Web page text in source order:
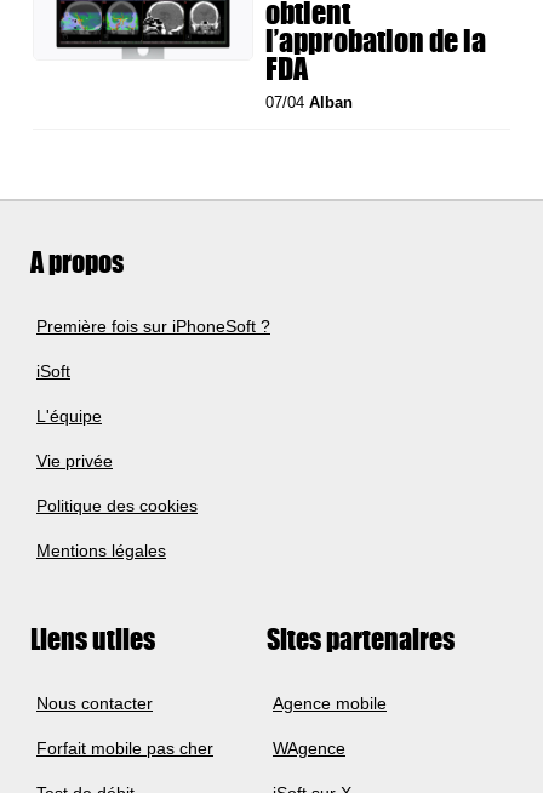
obtient
l’approbation de la
FDA
07/04Alban
A propos
Première fois sur iPhoneSoft ?
iSoft
L'équipe
Vie privée
Politique des cookies
Mentions légales
Liens utiles
Nous contacter
Forfait mobile pas cher
Sites partenaires
Agence mobile
WAgence